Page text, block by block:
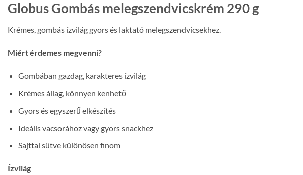
Globus Gombás melegszendvicskrém 290 g
Krémes, gombás ízvilág gyors és laktató melegszendvicsekhez.
Miért érdemes megvenni?
Gombában gazdag, karakteres ízvilág
Krémes állag, könnyen kenhető
Gyors és egyszerű elkészítés
Ideális vacsorához vagy gyors snackhez
Sajttal sütve különösen finom
Ízvilág